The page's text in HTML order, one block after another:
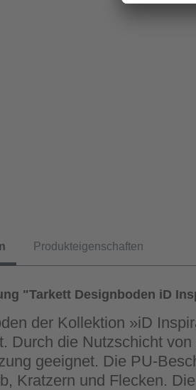
Produkteigenschaften
"Tarkett Designboden iD
der Kollektion »iD
Durch die Nutzschicht
geeignet. Die PU-
Kratzern und Flecken.